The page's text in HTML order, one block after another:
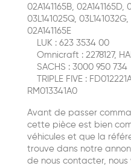
02A141165B, 02A141165D,
03L141025Q, 03L141032G,
02A141165E
LUK : 623 3534 00
Omnicraft : 2278127,
SACHS : 3000 950 734
TRIPLE FIVE :
RM013341A0
Avant de passer
cette pièce est bien
véhicules et que la
trouve dans notre
de nous contacter,